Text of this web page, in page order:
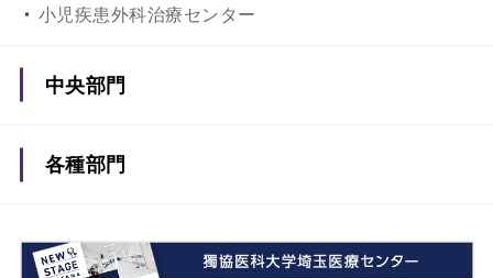
小児疾患外科治療センター
中央部門
総合患者支援センター
各種部門
薬剤部